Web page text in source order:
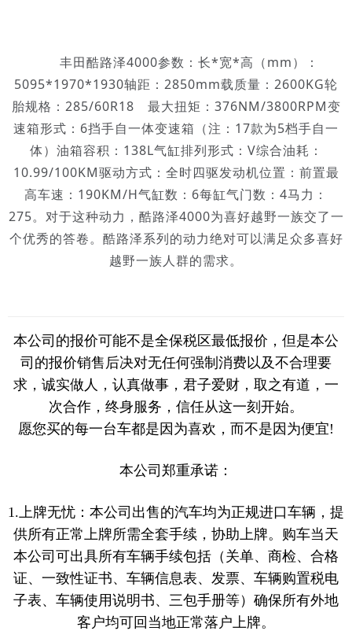
丰田酷路泽4000参数：长*宽*高（mm）：
5095*1970*1930轴距：2850mm载质量：2600KG轮
胎规格：285/60R18 最大扭矩：376NM/3800RPM变
速箱形式：6挡手自一体变速箱（注：17款为5档手自一
体）油箱容积：138L气缸排列形式：V综合油耗：
10.99/100KM驱动方式：全时四驱发动机位置：前置最
高车速：190KM/H气缸数：6每缸气门数：4马力：
275。对于这种动力，酷路泽4000为喜好越野一族交了一
个优秀的答卷。酷路泽系列的动力绝对可以满足众多喜好
越野一族人群的需求。
本公司的报价可能不是全保税区最低报价，但是本公
司的报价销售后决对无任何强制消费以及不合理要
求，诚实做人，认真做事，君子爱财，取之有道，一
次合作，终身服务，信任从这一刻开始。
愿您买的每一台车都是因为喜欢，而不是因为便宜!
本公司郑重承诺：
1.上牌无忧：本公司出售的汽车均为正规进口车辆，提
供所有正常上牌所需全套手续，协助上牌。购车当天
本公司可出具所有车辆手续包括（关单、商检、合格
证、一致性证书、车辆信息表、发票、车辆购置税电
子表、车辆使用说明书、三包手册等）确保所有外地
客户均可回当地正常落户上牌。